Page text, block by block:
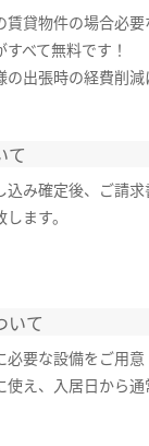
賃貸物件の場合必
すべて無料です！
の出張時の経費削減
て
込み確定後、ご請
ます。
いて
必要な設備をご用
使え、入居日から通